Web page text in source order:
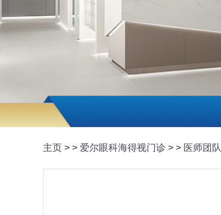
主页 > > 爱尔眼科海得视门诊 > > 医师团队